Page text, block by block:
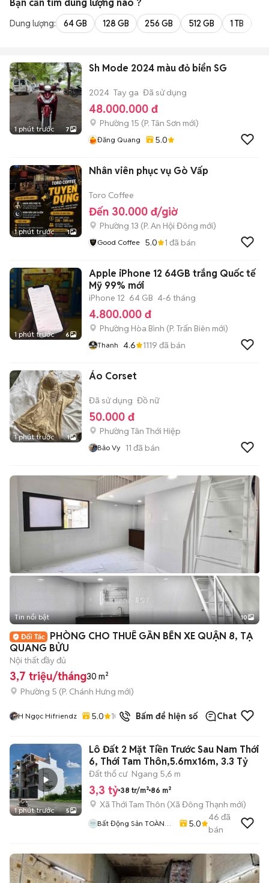
Bạn cần tìm dung lượng nào ?
Dung lượng: 64 GB 128 GB 256 GB 512 GB 1 TB
1 phút trước 7
Sh Mode 2024 màu đỏ biển SG
2024 Tay ga Đã sử dụng
48.000.000 đ
Phường 15 (P. Tân Sơn mới)
Đăng Quang 5.0
1 phút trước 1
Nhân viên phục vụ Gò Vấp
Toro Coffee
Đến 30.000 đ/giờ
Phường 13 (P. An Hội Đông mới)
Good Coffee 5.0 1 đã bán
1 phút trước 6
Apple iPhone 12 64GB trắng Quốc tế
Mỹ 99% mới
iPhone 12 64 GB 4-6 tháng
4.800.000 đ
Phường Hòa Bình (P. Trấn Biên mới)
Thanh 4.6 1119 đã bán
1 phút trước 1
Áo Corset
Đã sử dụng Đồ nữ
50.000 đ
Phường Tân Thới Hiệp
Bảo Vy 11 đã bán
+2
Tin nổi bật 10
PHÒNG CHO THUÊ GẦN BẾN XE QUẬN 8, TẠ
QUANG BỬU
Nội thất đầy đủ
3,7 triệu/tháng30 m²
Phường 5 (P. Chánh Hưng mới)
H Ngọc Hifriendz 5.0 10 đã bánBấm để hiện số Chat
1 phút trước 5
Lô Đất 2 Mặt Tiền Trước Sau Nam Thới
6, Thới Tam Thôn,5.6mx16m, 3.3 Tỷ
Đất thổ cư Ngang 5,6 m
3,3 tỷ 38 tr/m² 86 m²
Xã Thới Tam Thôn (Xã Đông Thạnh mới)
Bất Động Sản TOÀN
5.0
46 đã
bán